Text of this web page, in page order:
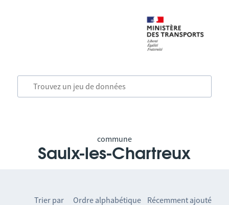
commune
Saulx-les-Chartreux
Trier par Ordre alphabétique Récemment ajouté